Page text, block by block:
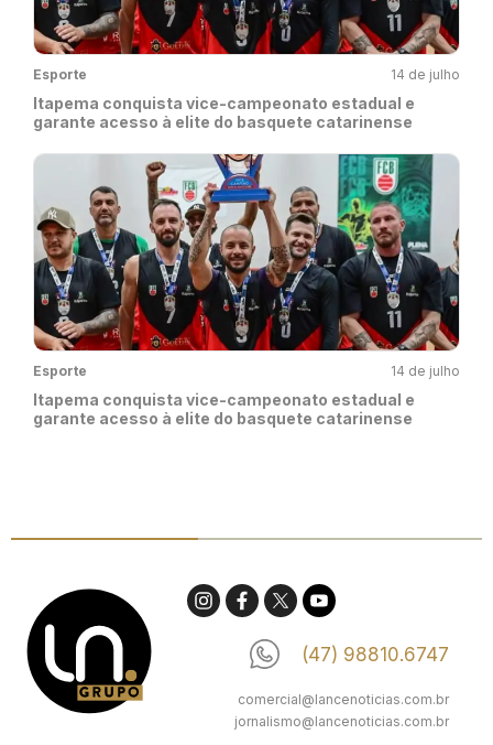
Esporte 14 de julho
Itapema conquista vice-campeonato estadual e
garante acesso à elite do basquete catarinense
Esporte 14 de julho
Itapema conquista vice-campeonato estadual e
garante acesso à elite do basquete catarinense
(47) 98810.6747
comercial@lancenoticias.com.br
jornalismo@lancenoticias.com.br